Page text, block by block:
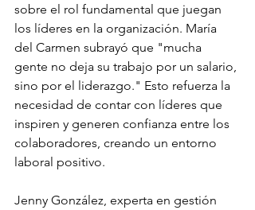
sobre el rol fundamental que juegan
los líderes en la organización. María
del Carmen subrayó que "mucha
gente no deja su trabajo por un salario,
sino por el liderazgo." Esto refuerza la
necesidad de contar con líderes que
inspiren y generen confianza entre los
colaboradores, creando un entorno
laboral positivo.
Jenny González, experta en gestión